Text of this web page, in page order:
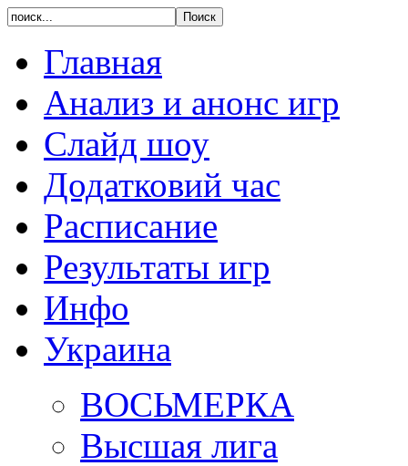
Главная
Анализ и анонс игр
Слайд шоу
Додатковий час
Расписание
Результаты игр
Инфо
Украина
ВОСЬМЕРКА
Высшая лига